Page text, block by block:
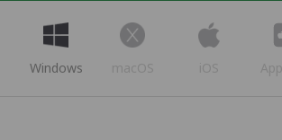
Windows macOS iOS